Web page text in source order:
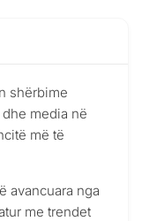
shërbime
media në
më të
avancuara nga
me trendet